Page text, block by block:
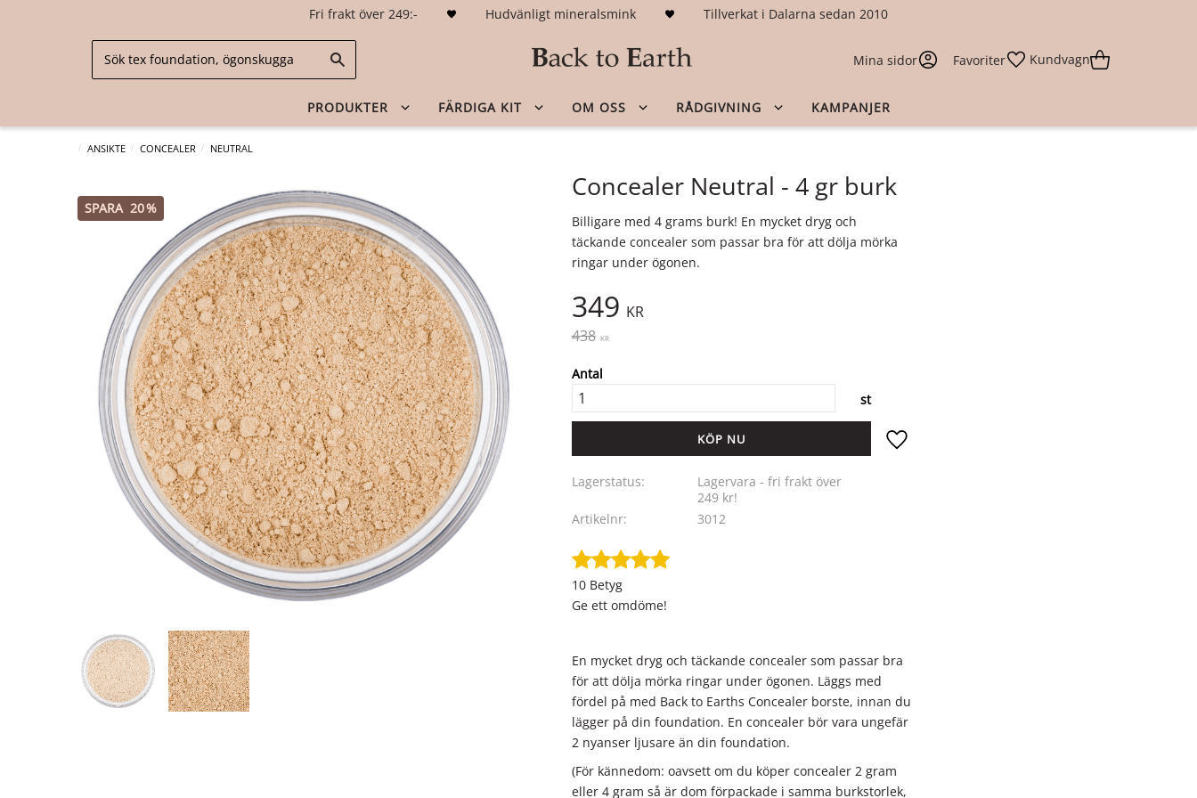
Fri frakt över 249:- Hudvänligt mineralsmink Tillverkat i Dalarna sedan 2010
Mina sidor Favoriter Kundvagn
PRODUKTER FÄRDIGA KIT OM OSS RÅDGIVNING KAMPANJER
ANSIKTE CONCEALER NEUTRAL
Concealer Neutral - 4 gr burk
Billigare med 4 grams burk! En mycket dryg och
täckande concealer som passar bra för att dölja mörka
ringar under ögonen.
SPARA 20%
Nedsatt pris:
349 KR
Ordinarie pris:
438 KR
Antal
st
KÖP
Lagerstatus
Lagervara - fri frakt över
249 kr!
Artikelnr
3012
10 Betyg
Ge ett omdöme!
En mycket dryg och täckande concealer som passar bra
för att dölja mörka ringar under ögonen. Läggs med
fördel på med Back to Earths Concealer borste, innan du
lägger på din foundation. En concealer bör vara ungefär
2 nyanser ljusare än din foundation.
(För kännedom: oavsett om du köper concealer 2 gram
eller 4 gram så är dom förpackade i samma burkstorlek,